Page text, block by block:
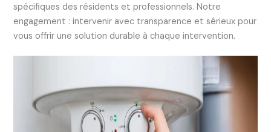
spécifiques des résidents et professionnels. Notre
engagement : intervenir avec transparence et sérieux pour
vous offrir une solution durable à chaque intervention.